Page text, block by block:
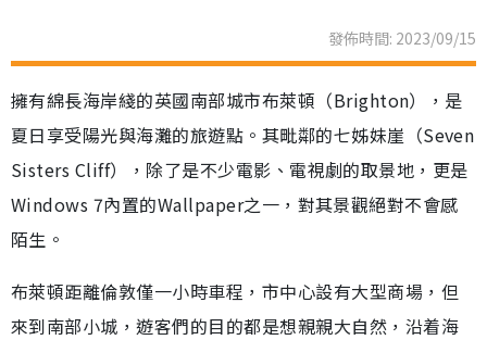
發佈時間: 2023/09/15
擁有綿長海岸綫的英國南部城市布萊頓（Brighton），是
夏日享受陽光與海灘的旅遊點。其毗鄰的七姊妹崖（Seven
Sisters Cliff），除了是不少電影、電視劇的取景地，更是
Windows 7內置的Wallpaper之一，對其景觀絕對不會感
陌生。
布萊頓距離倫敦僅一小時車程，市中心設有大型商場，但
來到南部小城，遊客們的目的都是想親親大自然，沿着海